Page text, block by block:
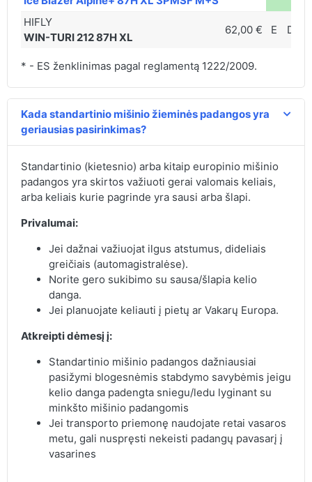
HIFLY
WIN-TURI 212 87H XL
62,00 € E D
* - ES ženklinimas pagal reglamentą 1222/2009.
Kada standartinio mišinio žieminės padangos yra
geriausias pasirinkimas?
Standartinio (kietesnio) arba kitaip europinio mišinio
padangos yra skirtos važiuoti gerai valomais keliais,
arba keliais kurie pagrinde yra sausi arba šlapi.
Privalumai:
Jei dažnai važiuojat ilgus atstumus, dideliais
greičiais (automagistralėse).
Norite gero sukibimo su sausa/šlapia kelio
danga.
Jei planuojate keliauti į pietų ar Vakarų Europa.
Atkreipti dėmesį į:
Standartinio mišinio padangos dažniausiai
pasižymi blogesnėmis stabdymo savybėmis jeigu
kelio danga padengta sniegu/ledu lyginant su
minkšto mišinio padangomis
Jei transporto priemonę naudojate retai vasaros
metu, gali nuspręsti nekeisti padangų pavasarį į
vasarines